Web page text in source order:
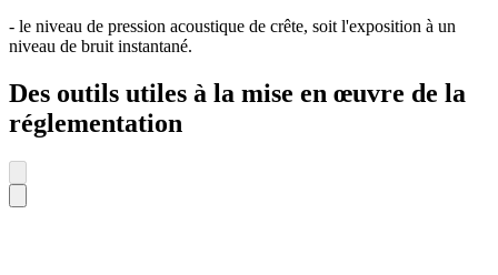
- le niveau de pression acoustique de crête, soit l'exposition à un
niveau de bruit instantané.
Des outils utiles à la mise en œuvre de la
réglementation